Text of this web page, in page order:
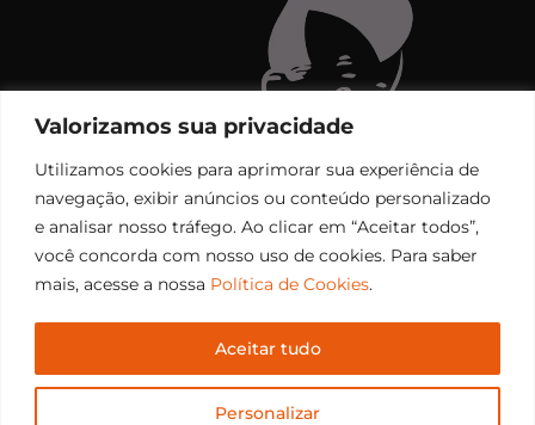
Valorizamos sua privacidade
Utilizamos cookies para aprimorar sua experiência de
navegação, exibir anúncios ou conteúdo personalizado
e analisar nosso tráfego. Ao clicar em “Aceitar todos”,
você concorda com nosso uso de cookies. Para saber
mais, acesse a nossa Política de Cookies.
Personalizar
Aceitar tudo
Copyright © 2006 – 2026 Rádio Santiago FM. Todos os